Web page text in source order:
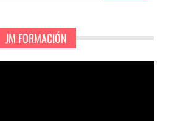
JM FORMACIÓN